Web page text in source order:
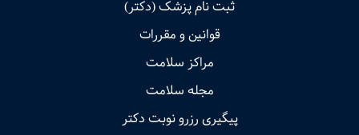
ثبت نام پزشک (دکتر)
قوانین و مقررات
مراکز سلامت
مجله سلامت
پیگیری رزرو نوبت دکتر